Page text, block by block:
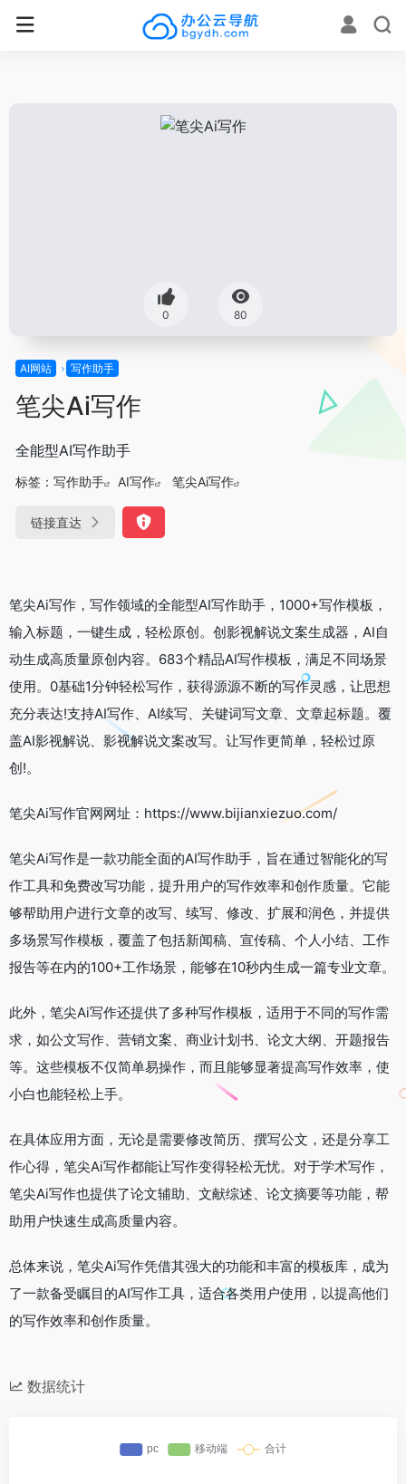
0 80
AI网站 写作助手
笔尖Ai写作
全能型AI写作助手
标签： 写作助手 AI写作 笔尖Ai写作
链接直达
笔尖Ai写作，写作领域的全能型AI写作助手，1000+写作模板，
输入标题，一键生成，轻松原创。 创影视解说文案生成器，AI自
动生成高质量原创内容。683个精品AI写作模板，满足不同场景
使用。0基础1分钟轻松写作，获得源源不断的写作灵感，让思想
充分表达!支持AI写作、AI续写、关键词写文章、文章起标题。覆
盖AI影视解说、影视解说文案改写。让写作更简单，轻松过原
创!。
笔尖Ai写作官网网址：https://www.bijianxiezuo.com/
笔尖Ai写作是一款功能全面的AI写作助手，旨在通过智能化的写
作工具和免费改写功能，提升用户的写作效率和创作质量。它能
够帮助用户进行文章的改写、续写、修改、扩展和润色，并提供
多场景写作模板，覆盖了包括新闻稿、宣传稿、个人小结、工作
报告等在内的100+工作场景，能够在10秒内生成一篇专业文章。
此外，笔尖Ai写作还提供了多种写作模板，适用于不同的写作需
求，如公文写作、营销文案、商业计划书、论文大纲、开题报告
等。这些模板不仅简单易操作，而且能够显著提高写作效率，使
小白也能轻松上手。
在具体应用方面，无论是需要修改简历、撰写公文，还是分享工
作心得，笔尖Ai写作都能让写作变得轻松无忧。对于学术写作，
笔尖Ai写作也提供了论文辅助、文献综述、论文摘要等功能，帮
助用户快速生成高质量内容。
总体来说，笔尖Ai写作凭借其强大的功能和丰富的模板库，成为
了一款备受瞩目的AI写作工具，适合各类用户使用，以提高他们
的写作效率和创作质量。
数据统计